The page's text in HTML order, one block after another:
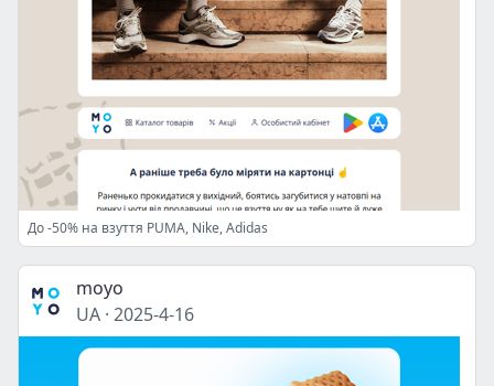
До -50% на взуття PUMA, Nike, Adidas
moyo
UA · 2025-4-16